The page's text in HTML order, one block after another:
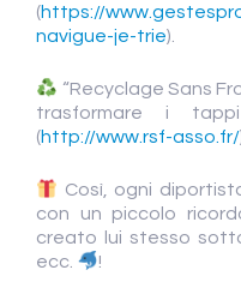
(https://
navigue-je-trie).
“Recyclage Sans
trasformare i
(http://www.rsf-asso.fr/
Così, ogni
con un piccolo
creato lui stesso
ecc.
!